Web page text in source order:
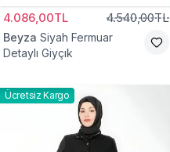
4.086,00TL 4.540,00TL
Beyza Siyah Fermuar
Detaylı Giyçık
Ücretsiz Kargo